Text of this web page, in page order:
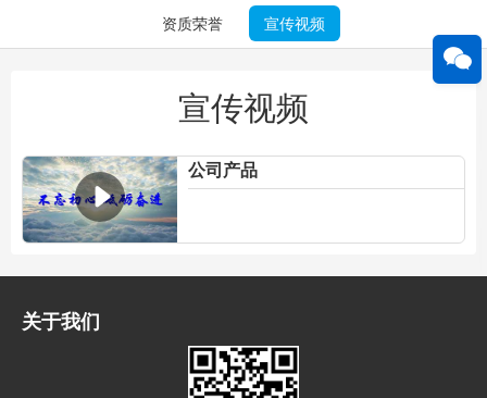
资质荣誉 宣传视频
宣传视频
公司产品
关于我们